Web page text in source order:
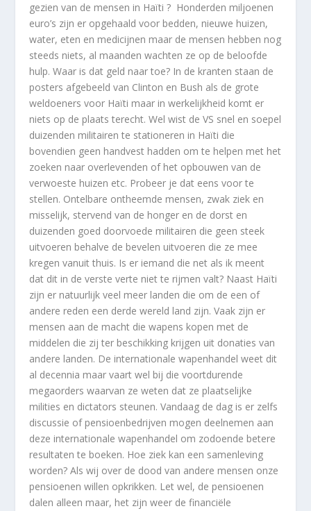
gezien van de mensen in Haïti ? Honderden miljoenen
euro’s zijn er opgehaald voor bedden, nieuwe huizen,
water, eten en medicijnen maar de mensen hebben nog
steeds niets, al maanden wachten ze op de beloofde
hulp. Waar is dat geld naar toe? In de kranten staan de
posters afgebeeld van Clinton en Bush als de grote
weldoeners voor Haïti maar in werkelijkheid komt er
niets op de plaats terecht. Wel wist de VS snel en soepel
duizenden militairen te stationeren in Haïti die
bovendien geen handvest hadden om te helpen met het
zoeken naar overlevenden of het opbouwen van de
verwoeste huizen etc. Probeer je dat eens voor te
stellen. Ontelbare ontheemde mensen, zwak ziek en
misselijk, stervend van de honger en de dorst en
duizenden goed doorvoede militairen die geen steek
uitvoeren behalve de bevelen uitvoeren die ze mee
kregen vanuit thuis. Is er iemand die net als ik meent
dat dit in de verste verte niet te rijmen valt? Naast Haïti
zijn er natuurlijk veel meer landen die om de een of
andere reden een derde wereld land zijn. Vaak zijn er
mensen aan de macht die wapens kopen met de
middelen die zij ter beschikking krijgen uit donaties van
andere landen. De internationale wapenhandel weet dit
al decennia maar vaart wel bij die voortdurende
megaorders waarvan ze weten dat ze plaatselijke
milities en dictators steunen. Vandaag de dag is er zelfs
discussie of pensioenbedrijven mogen deelnemen aan
deze internationale wapenhandel om zodoende betere
resultaten te boeken. Hoe ziek kan een samenleving
worden? Als wij over de dood van andere mensen onze
pensioenen willen opkrikken. Let wel, de pensioenen
dalen alleen maar, het zijn weer de financiële